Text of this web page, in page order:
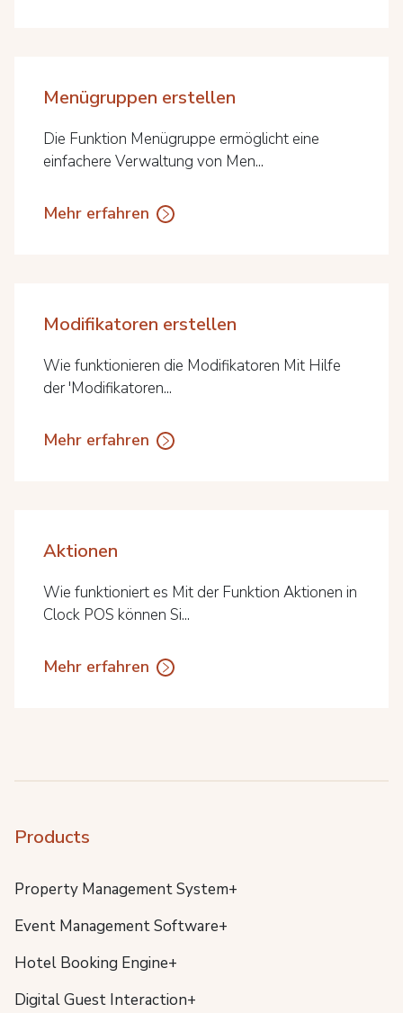
Menügruppen erstellen
Die Funktion Menügruppe ermöglicht eine
einfachere Verwaltung von Men...
Mehr erfahren
Modifikatoren erstellen
Wie funktionieren die Modifikatoren Mit Hilfe
der 'Modifikatoren...
Mehr erfahren
Aktionen
Wie funktioniert es Mit der Funktion Aktionen in
Clock POS können Si...
Mehr erfahren
Products
Property Management System+
Event Management Software+
Hotel Booking Engine+
Digital Guest Interaction+